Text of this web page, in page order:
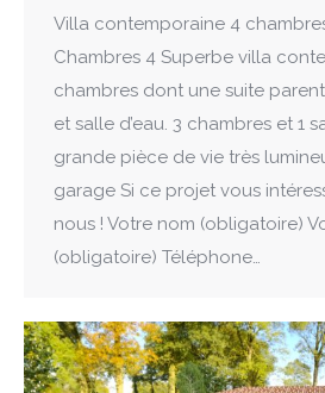
Villa contemporaine 4
Chambres 4 Superbe villa
chambres dont une suite
et salle d’eau. 3 chambres et 1
grande pièce de vie très
garage Si ce projet vous
nous ! Votre nom (obligatoire)
(obligatoire) Téléphone…